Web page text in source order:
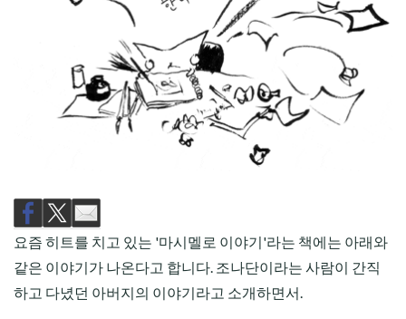
요즘 히트를 치고 있는 '마시멜로 이야기'라는 책에는 아래와
같은 이야기가 나온다고 합니다. 조나단이라는 사람이 간직
하고 다녔던 아버지의 이야기라고 소개하면서.